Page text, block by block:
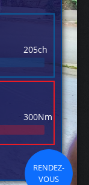
205ch
300Nm
RENDEZ-
VOUS